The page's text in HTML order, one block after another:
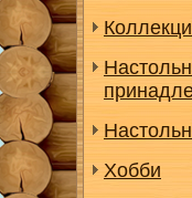
Хобби